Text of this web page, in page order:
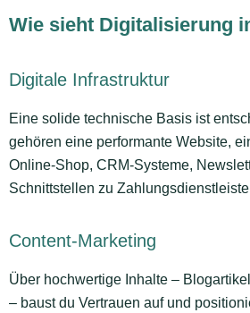
Wie sieht Digitalisierung
Digitale Infrastruktur
Eine solide technische Basis ist
gehören eine performante Website,
Online-Shop, CRM-Systeme,
Schnittstellen zu
Content-Marketing
Über hochwertige Inhalte –
– baust du Vertrauen auf und